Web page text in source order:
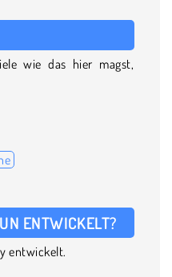
wie das hier magst,
ENTWICKELT?
entwickelt.